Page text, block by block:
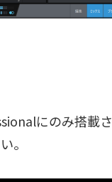
にのみ搭載さ
。